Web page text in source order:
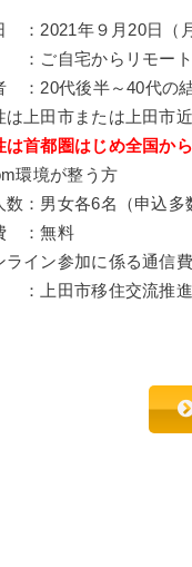
：2021年９月20日（
ご自宅からリモート
：20代後半～40代の
上田市または上田市
は首都圏はじめ全国か
環境が整う方
数：男女各6名（申込多
：無料
イン参加に係る通信
上田市移住交流推